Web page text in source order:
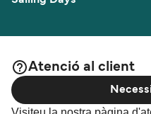
Atenció al client